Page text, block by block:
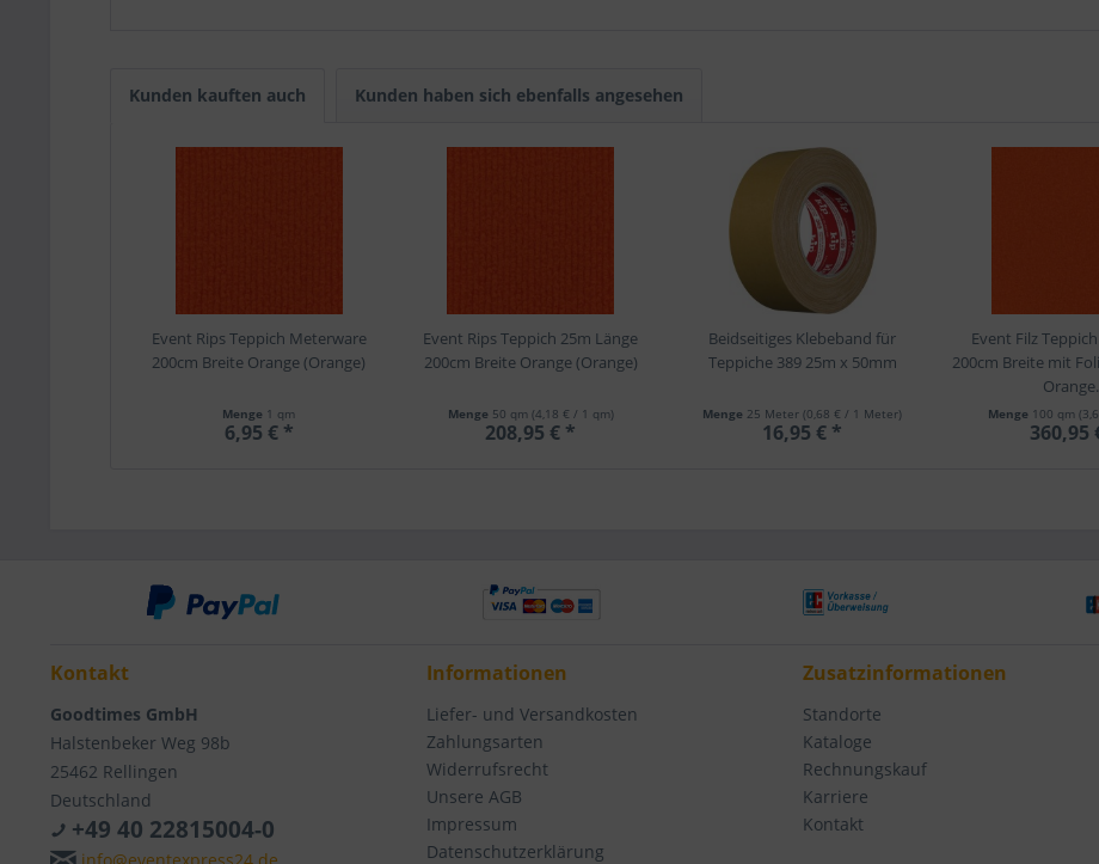
Kunden kauften auch Kunden haben sich ebenfalls angesehen
Event Rips Teppich Meterware
200cm Breite Orange (Orange)
Menge 1 qm
6,95 € *
Event Rips Teppich 25m Länge
200cm Breite Orange (Orange)
Menge 50 qm (4,18 € / 1 qm)
208,95 € *
Beidseitiges Klebeband für
Teppiche 389 25m x 50mm
Menge 25 Meter(0,68 € / 1 Meter)
16,95 € *
Event Filz
200cm Breite mit
Menge 100 qm
360,95
Kontakt
Goodtimes GmbH
Halstenbeker Weg 98b
25462 Rellingen
Deutschland
+49 40 22815004-0
Informationen
Liefer- und Versandkosten
Zahlungsarten
Widerrufsrecht
Unsere AGB
Impressum
Datenschutzerklärung
Zusatzinformationen
Standorte
Kataloge
Rechnungskauf
Karriere
Kontakt